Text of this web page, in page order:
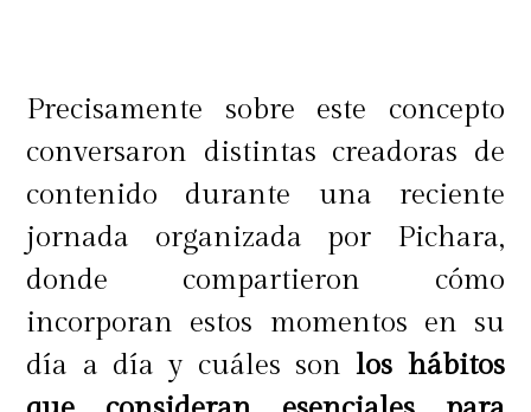
¿Algunas de sus características?
● No comedogénico y translúcido.
● 16 horas de duración.
● A prueba de manchas, sudor y
humedad.
Precisamente sobre este concepto
conversaron distintas creadoras de
contenido durante una reciente
jornada organizada por Pichara,
donde compartieron cómo
incorporan estos momentos en su
día a día y cuáles son los hábitos